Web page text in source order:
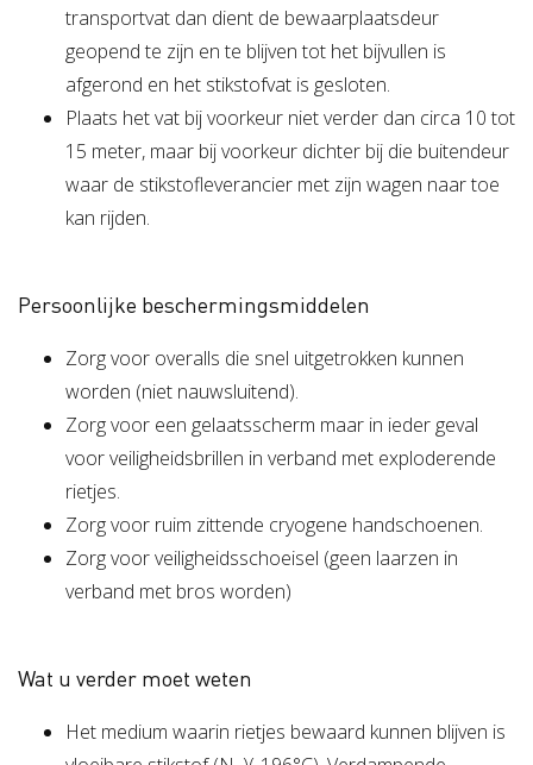
transportvat dan dient de bewaarplaatsdeur
geopend te zijn en te blijven tot het bijvullen is
afgerond en het stikstofvat is gesloten.
Plaats het vat bij voorkeur niet verder dan circa 10 tot
15 meter, maar bij voorkeur dichter bij die buitendeur
waar de stikstofleverancier met zijn wagen naar toe
kan rijden.
Persoonlijke beschermingsmiddelen
Zorg voor overalls die snel uitgetrokken kunnen
worden (niet nauwsluitend).
Zorg voor een gelaatsscherm maar in ieder geval
voor veiligheidsbrillen in verband met exploderende
rietjes.
Zorg voor ruim zittende cryogene handschoenen.
Zorg voor veiligheidsschoeisel (geen laarzen in
verband met bros worden)
Wat u verder moet weten
Het medium waarin rietjes bewaard kunnen blijven is